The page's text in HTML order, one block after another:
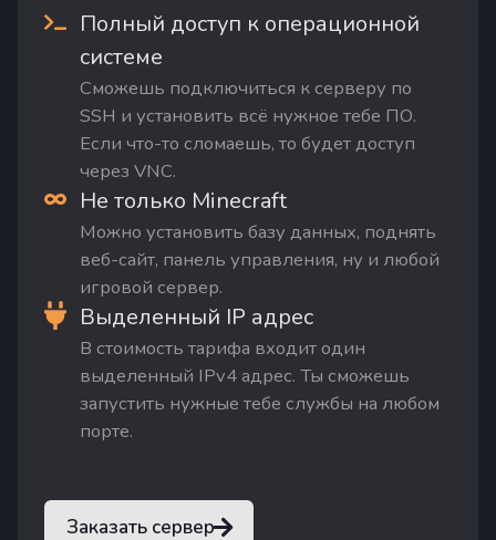
Полный доступ к операционной
системе
Сможешь подключиться к серверу по
SSH и установить всё нужное тебе ПО.
Если что-то сломаешь, то будет доступ
через VNC.
Не только Minecraft
Можно установить базу данных, поднять
веб-сайт, панель управления, ну и любой
игровой сервер.
Выделенный IP адрес
В стоимость тарифа входит один
выделенный IPv4 адрес. Ты сможешь
запустить нужные тебе службы на любом
порте.
Заказать сервер